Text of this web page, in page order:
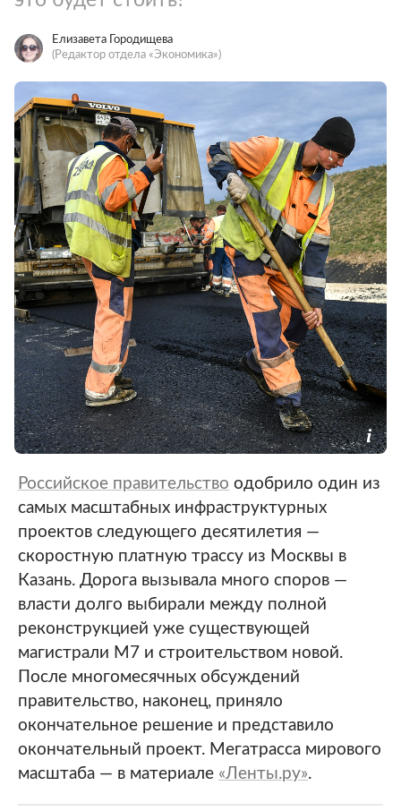
Елизавета Городищева
(Редактор отдела «Экономика»)
Российское правительство одобрило один из
самых масштабных инфраструктурных
проектов следующего десятилетия —
скоростную платную трассу из Москвы в
Казань. Дорога вызывала много споров —
власти долго выбирали между полной
реконструкцией уже существующей
магистрали М7 и строительством новой.
После многомесячных обсуждений
правительство, наконец, приняло
окончательное решение и представило
окончательный проект. Мегатрасса мирового
масштаба — в материале «Ленты.ру».